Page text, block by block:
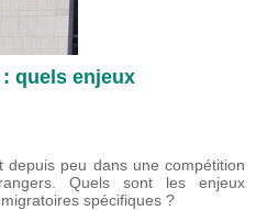
quels enjeux
depuis peu dans une compétition
Quels sont les enjeux
spécifiques ?